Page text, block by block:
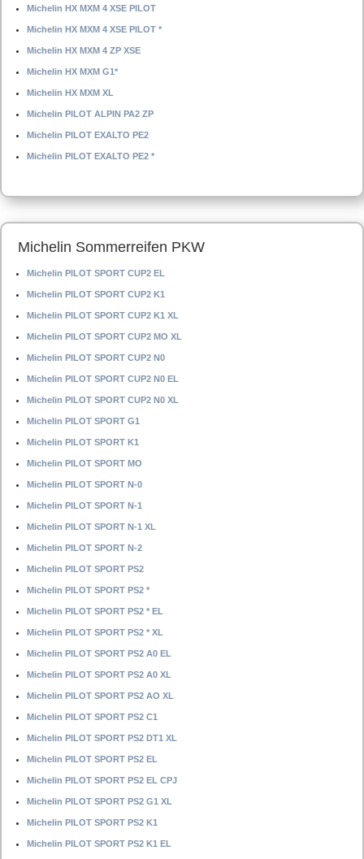
Michelin HX MXM 4 XSE PILOT
Michelin HX MXM 4 XSE PILOT *
Michelin HX MXM 4 ZP XSE
Michelin HX MXM G1*
Michelin HX MXM XL
Michelin PILOT ALPIN PA2 ZP
Michelin PILOT EXALTO PE2
Michelin PILOT EXALTO PE2 *
Michelin Sommerreifen PKW
Michelin PILOT SPORT CUP2 EL
Michelin PILOT SPORT CUP2 K1
Michelin PILOT SPORT CUP2 K1 XL
Michelin PILOT SPORT CUP2 MO XL
Michelin PILOT SPORT CUP2 N0
Michelin PILOT SPORT CUP2 N0 EL
Michelin PILOT SPORT CUP2 N0 XL
Michelin PILOT SPORT G1
Michelin PILOT SPORT K1
Michelin PILOT SPORT MO
Michelin PILOT SPORT N-0
Michelin PILOT SPORT N-1
Michelin PILOT SPORT N-1 XL
Michelin PILOT SPORT N-2
Michelin PILOT SPORT PS2
Michelin PILOT SPORT PS2 *
Michelin PILOT SPORT PS2 * EL
Michelin PILOT SPORT PS2 * XL
Michelin PILOT SPORT PS2 A0 EL
Michelin PILOT SPORT PS2 A0 XL
Michelin PILOT SPORT PS2 AO XL
Michelin PILOT SPORT PS2 C1
Michelin PILOT SPORT PS2 DT1 XL
Michelin PILOT SPORT PS2 EL
Michelin PILOT SPORT PS2 EL CPJ
Michelin PILOT SPORT PS2 G1 XL
Michelin PILOT SPORT PS2 K1
Michelin PILOT SPORT PS2 K1 EL